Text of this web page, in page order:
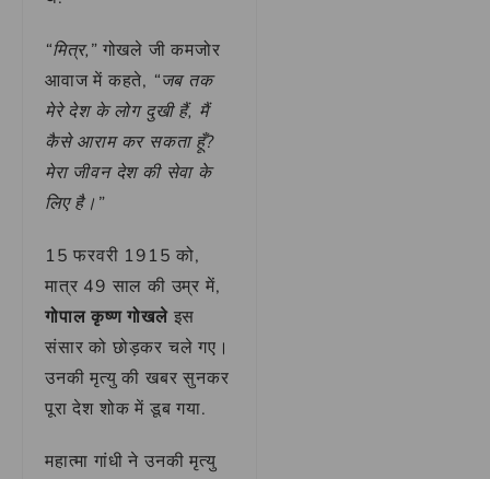
“मित्र,”गोखले जी कमजोर
आवाज में कहते, “जब तक
मेरे देश के लोग दुखी हैं, मैं
कैसे आराम कर सकता हूँ?
मेरा जीवन देश की सेवा के
लिए है।”
15 फरवरी 1915 को,
मात्र 49 साल की उम्र में,
गोपाल कृष्ण गोखलेइस
संसार को छोड़कर चले गए।
उनकी मृत्यु की खबर सुनकर
पूरा देश शोक में डूब गया.
महात्मा गांधी ने उनकी मृत्यु